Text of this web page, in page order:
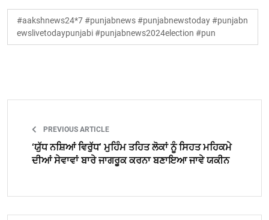
#aakshnews24*7 #punjabnews #punjabnewstoday #punjabn
ewslivetodaypunjabi #punjabnews2024election #pun
PREVIOUS ARTICLE
‘ਯੁੱਧ ਨਸ਼ਿਆਂ ਵਿਰੁੱਧ’ ਮੁਹਿੰਮ ਤਹਿਤ ਲੋਕਾਂ ਨੂੰ ਸਿਹਤ ਮਹਿਕਮੇ
ਦੀਆਂ ਸੇਵਾਵਾਂ ਬਾਰੇ ਜਾਗਰੂਕ ਕਰਨਾ ਬਣਾਇਆ ਜਾਵੇ ਯਕੀਨ